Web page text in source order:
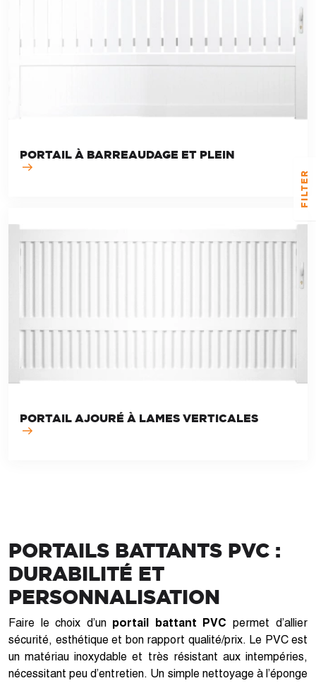
PORTAIL À BARREAUDAGE ET PLEIN
PORTAIL AJOURÉ À LAMES VERTICALES
PORTAILS BATTANTS PVC :
DURABILITÉ ET
PERSONNALISATION
Faire le choix d’un portail battant PVC permet d’allier
sécurité, esthétique et bon rapport qualité/prix. Le PVC est
un matériau inoxydable et très résistant aux intempéries,
nécessitant peu d’entretien. Un simple nettoyage à l’éponge
FILTER